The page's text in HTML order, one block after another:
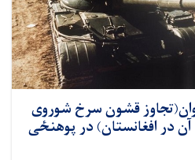
قشون سرخ شوروی
در افغانستان) در پوهنځی